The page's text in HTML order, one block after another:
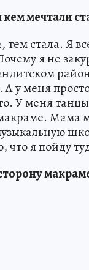
мечтали
тем стала. Я
я не
у меня
У меня
Мама
что я пойду